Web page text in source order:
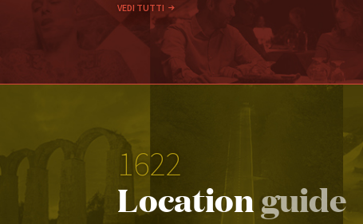
VEDI TUTTI
1622
Locationguide